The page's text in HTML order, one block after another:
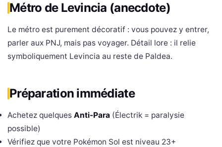
Métro de Levincia (anecdote)
Le métro est purement décoratif : vous pouvez y entrer,
parler aux PNJ, mais pas voyager. Détail lore : il relie
symboliquement Levincia au reste de Paldea.
Préparation immédiate
Achetez quelques Anti-Para (Électrik = paralysie
possible)
Vérifiez que votre Pokémon Sol est niveau 23+